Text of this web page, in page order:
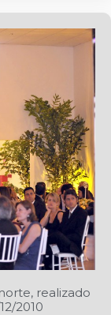
realizado
2010